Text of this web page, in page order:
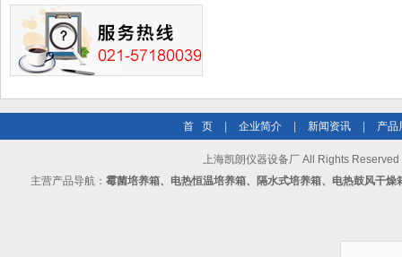
首 页 企业简介 新闻资讯 产品
上海凯朗仪器设备厂 All Rights Reserved
主营产品导航： 霉菌培养箱、电热恒温培养箱、隔水式培养箱、电热鼓风干